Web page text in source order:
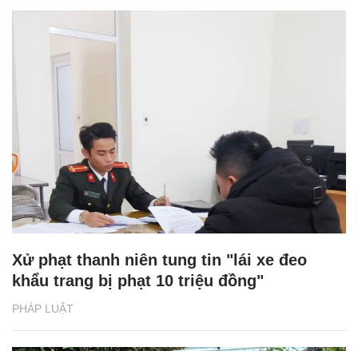
PHÁP LUẬT
Xử phạt thanh niên tung tin "lái xe đeo
khẩu trang bị phạt 10 triệu đồng"